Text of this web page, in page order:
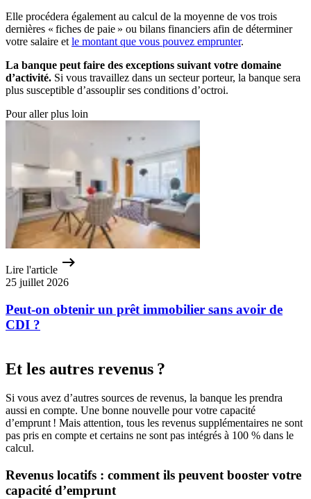
Elle procédera également au calcul de la moyenne de vos trois
dernières « fiches de paie » ou bilans financiers afin de déterminer
votre salaire et le montant que vous pouvez emprunter.
La banque peut faire des exceptions suivant votre domaine
d’activité. Si vous travaillez dans un secteur porteur, la banque sera
plus susceptible d’assouplir ses conditions d’octroi.
Pour aller plus loin
Lire l'article
25 juillet 2026
Peut-on obtenir un prêt immobilier sans avoir de
CDI ?
Et les autres revenus ?
Si vous avez d’autres sources de revenus, la banque les prendra
aussi en compte. Une bonne nouvelle pour votre capacité
d’emprunt ! Mais attention, tous les revenus supplémentaires ne sont
pas pris en compte et certains ne sont pas intégrés à 100 % dans le
calcul.
Revenus locatifs : comment ils peuvent booster votre
capacité d’emprunt